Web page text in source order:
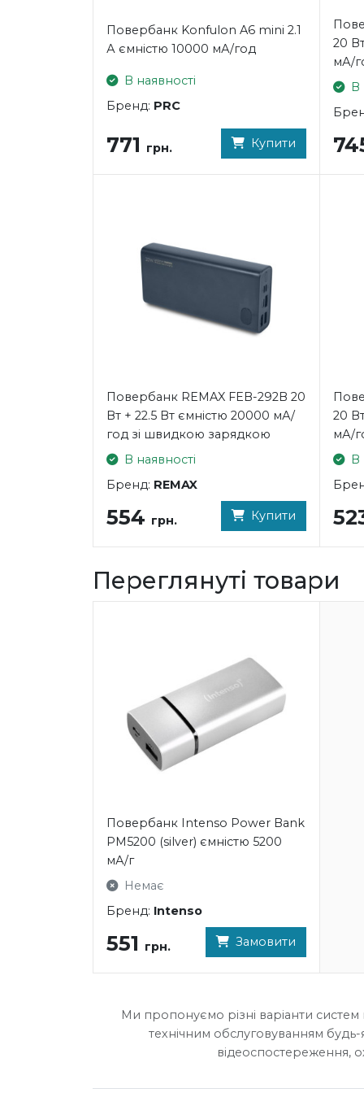
Повербанк Konfulon A6 mini 2.1
А ємністю 10000 мА/год
В наявності
Бренд: PRC
771 грн. Купити
20
мА/
В
Повербанк REMAX FEB-292B 20
Вт + 22.5 Вт ємністю 20000 мА/
год зі швидкою зарядкою
В наявності
Бренд: REMAX
554 грн. Купити
20
мА/
В
Переглянуті товари
Повербанк Intenso Power Bank
PM5200 (silver) ємністю 5200
мА/г
Немає
Бренд: Intenso
551 грн. Замовити
Ми пропонуємо різні варіанти
технічним обслуговуванням
відеоспостереження,